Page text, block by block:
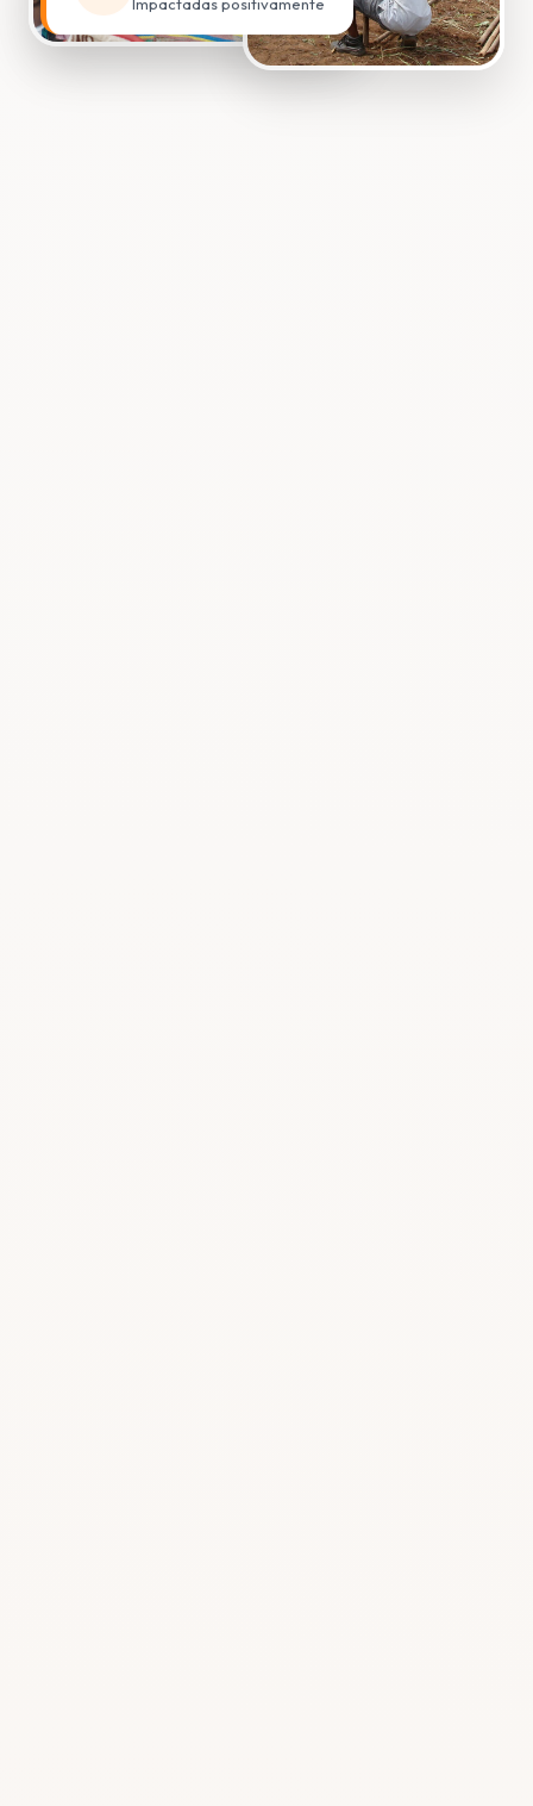
Impactadas positivamente